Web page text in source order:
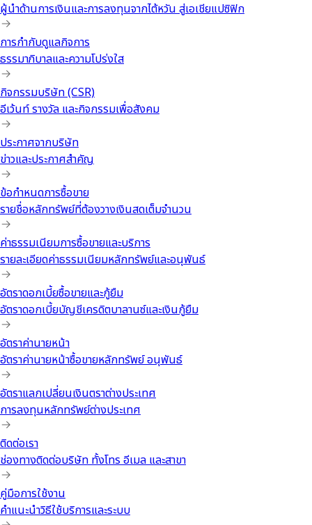
ผู้นำด้านการเงินและการลงทุนจากไต้หวัน สู่เอเชียแปซิฟิก
การกำกับดูแลกิจการ
ธรรมาภิบาลและความโปร่งใส
กิจกรรมบริษัท (CSR)
อีเว้นท์ รางวัล และกิจกรรมเพื่อสังคม
ประกาศจากบริษัท
ข่าวและประกาศสำคัญ
ข้อกำหนดการซื้อขาย
รายชื่อหลักทรัพย์ที่ต้องวางเงินสดเต็มจำนวน
ค่าธรรมเนียมการซื้อขายและบริการ
รายละเอียดค่าธรรมเนียมหลักทรัพย์และอนุพันธ์
อัตราดอกเบี้ยซื้อขายและกู้ยืม
อัตราดอกเบี้ยบัญชีเครดิตบาลานซ์และเงินกู้ยืม
อัตราค่านายหน้า
อัตราค่านายหน้าซื้อขายหลักทรัพย์ อนุพันธ์
อัตราแลกเปลี่ยนเงินตราต่างประเทศ
การลงทุนหลักทรัพย์ต่างประเทศ
ติดต่อเรา
ช่องทางติดต่อบริษัท ทั้งโทร อีเมล และสาขา
คู่มือการใช้งาน
คำแนะนำวิธีใช้บริการและระบบ